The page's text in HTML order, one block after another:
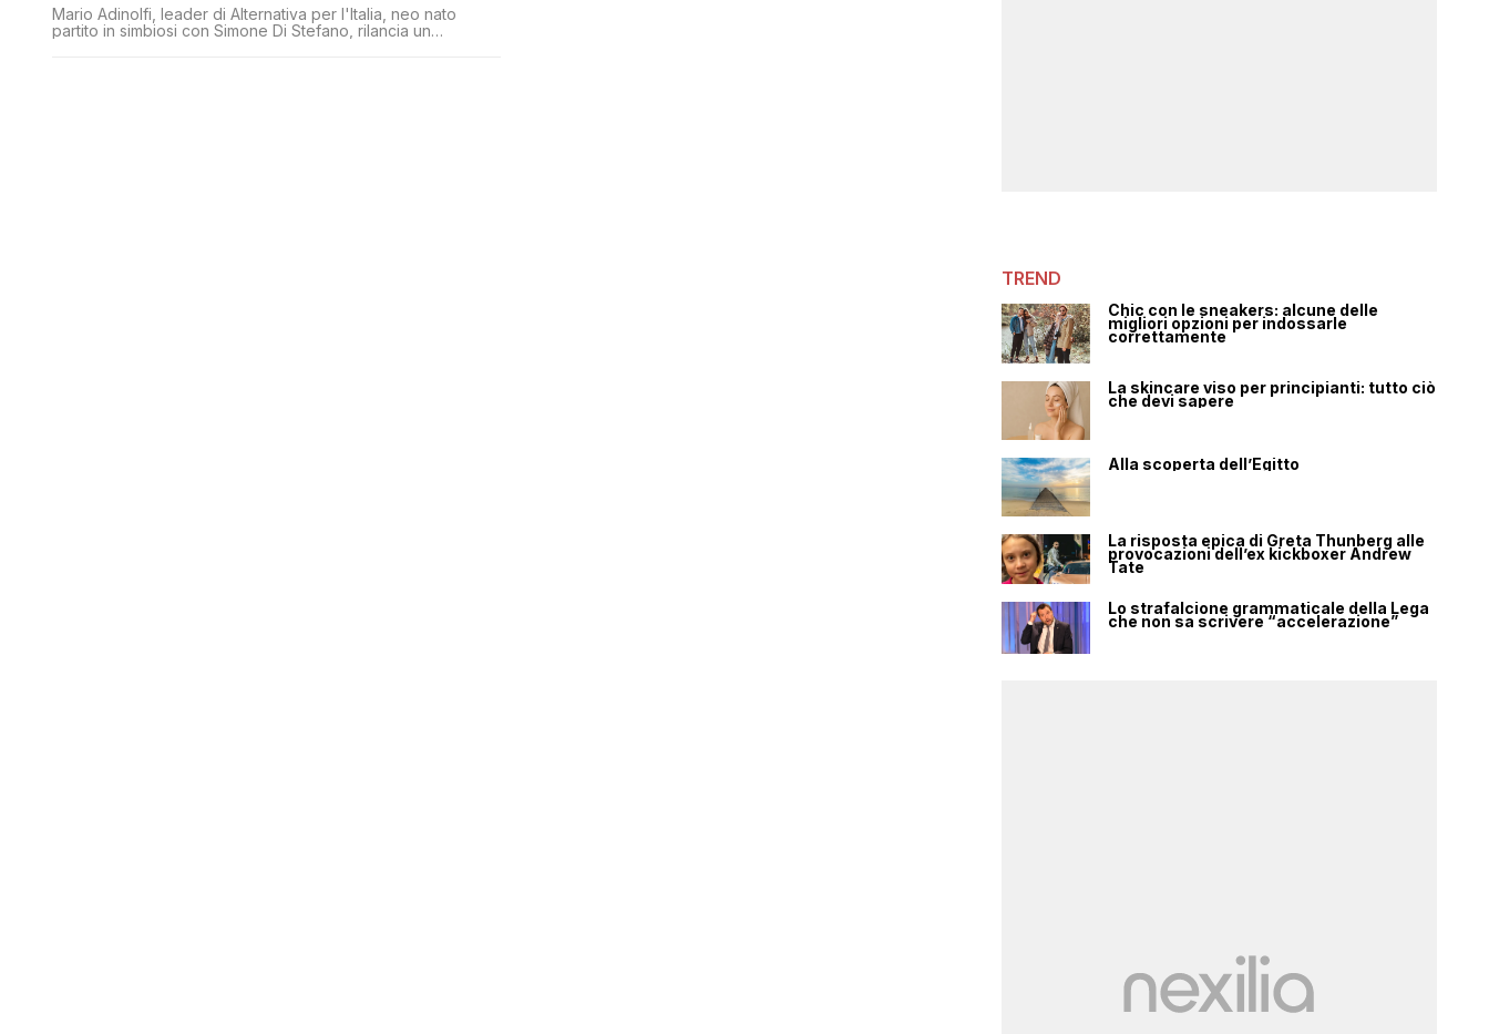
Mario Adinolfi, leader di Alternativa per l'Italia, neo nato
partito in simbiosi con Simone Di Stefano, rilancia un
TREND
Chic con le sneakers: alcune delle
migliori opzioni per indossarle
correttamente
La skincare viso per principianti: tutto ciò
che devi sapere
Alla scoperta dell’Egitto
La risposta epica di Greta Thunberg alle
provocazioni dell’ex kickboxer Andrew
Tate
Lo strafalcione grammaticale della Lega
che non sa scrivere “accelerazione”